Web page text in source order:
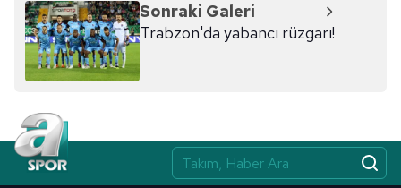
Sonraki Galeri
Trabzon'da yabancı rüzgarı!